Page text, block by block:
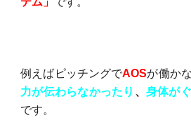
例えばピッチングでAOSが働か
力が伝わらなかったり 、 身体が
です。